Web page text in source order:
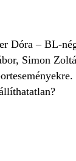
Dóra – BL-
Simon